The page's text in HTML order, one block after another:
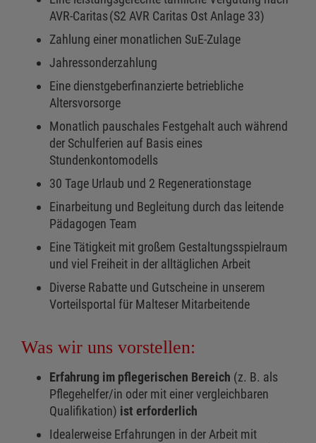
AVR-Caritas (S2 AVR Caritas Ost Anlage 33)
Zahlung einer monatlichen SuE-Zulage
Jahressonderzahlung
Eine dienstgeberfinanzierte betriebliche
Altersvorsorge
Monatlich pauschales Festgehalt auch während
der Schulferien auf Basis eines
Stundenkontomodells
30 Tage Urlaub und 2 Regenerationstage
Einarbeitung und Begleitung durch das leitende
Pädagogen Team
Eine Tätigkeit mit großem Gestaltungsspielraum
und viel Freiheit in der alltäglichen Arbeit
Diverse Rabatte und Gutscheine in unserem
Vorteilsportal für Malteser Mitarbeitende
Was wir uns vorstellen:
Erfahrung im pflegerischen Bereich (z. B. als
Pflegehelfer/in oder mit einer vergleichbaren
Qualifikation) ist erforderlich
Idealerweise Erfahrungen in der Arbeit mit